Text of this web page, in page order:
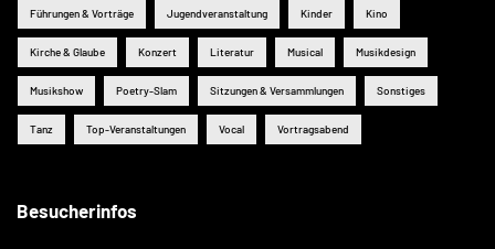
Führungen & Vorträge Jugendveranstaltung Kinder Kino
Kirche & Glaube Konzert Literatur Musical Musikdesign
Musikshow Poetry-Slam Sitzungen & Versammlungen Sonstiges
Tanz Top-Veranstaltungen Vocal Vortragsabend
Besucherinfos